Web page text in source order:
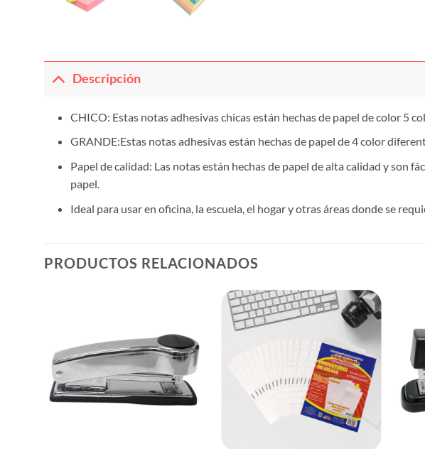
Descripción
CHICO: Estas notas adhesivas chicas están hechas de papel de color 5
GRANDE:Estas notas adhesivas están hechas de papel de 4 color
Papel de calidad: Las notas están hechas de papel de alta calidad y son
papel.
Ideal para usar en oficina, la escuela, el hogar y otras áreas donde se
PRODUCTOS RELACIONADOS